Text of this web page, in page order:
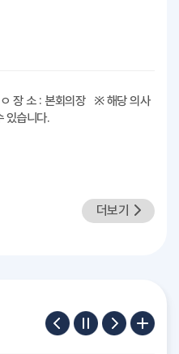
장 소 : 본회의장 ※ 해당 의사
있습니다.
더보기